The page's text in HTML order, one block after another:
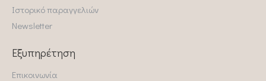
Ιστορικό παραγγελιών
Newsletter
Εξυπηρέτηση
Επικοινωνία